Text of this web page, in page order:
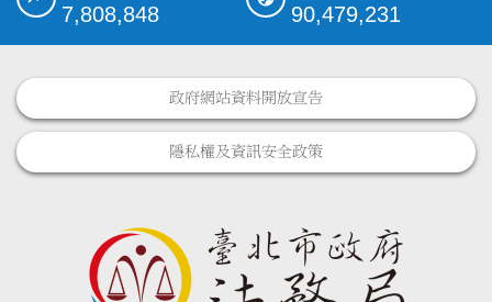
7,808,848 90,479,231
政府網站資料開放宣告
隱私權及資訊安全政策